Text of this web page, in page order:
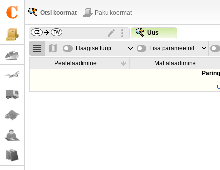
Otsi koormat Paku koormat
Uus
Haagise tüüp Lisa parameetrid
Pealelaadimine
Mahalaadimine